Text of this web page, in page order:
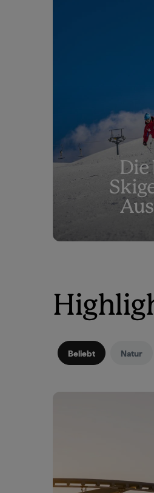
Die
Beliebt Natur